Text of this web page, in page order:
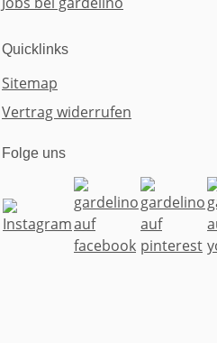
Quicklinks
Sitemap
Vertrag widerrufen
Folge uns